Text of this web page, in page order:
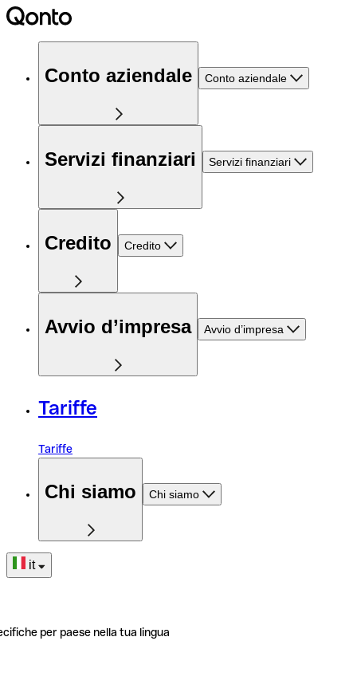
Conto aziendale Conto aziendale
Servizi finanziari Servizi finanziari
Credito Credito
Avvio d’impresa Avvio d’impresa
Tariffe
Tariffe
Chi siamo Chi siamo
it
per paese nella tua lingua